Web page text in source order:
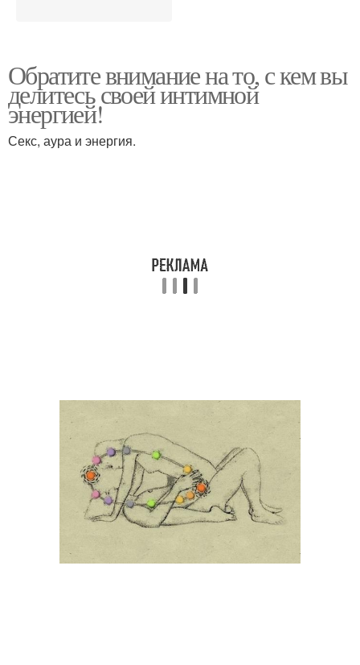
Обратите внимание на то, с кем вы
делитесь своей интимной
энергией!
Секс, аура и энергия.